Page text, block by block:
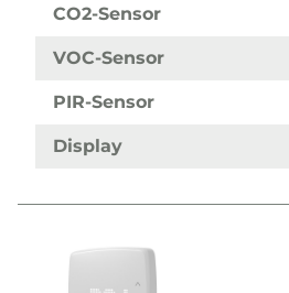
CO2-Sensor
VOC-Sensor
PIR-Sensor
Display